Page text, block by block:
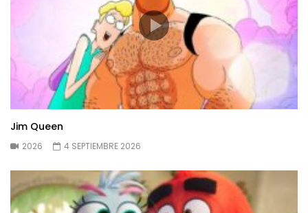
Jim Queen
2026 4 SEPTIEMBRE 2026